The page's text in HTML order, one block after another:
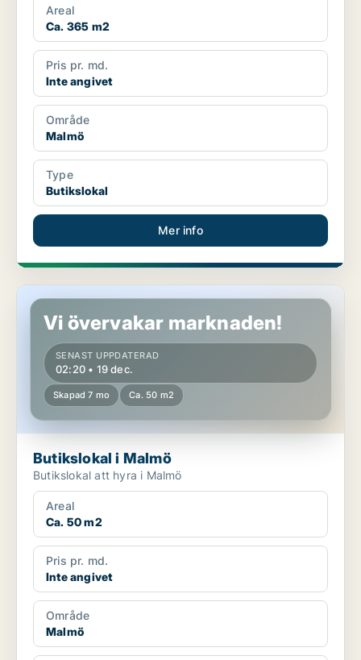
Areal
Ca. 365 m2
Pris pr. md.
Inte angivet
Område
Malmö
Type
Butikslokal
Mer info
Butikslokal i Malmö
Vi övervakar marknaden!
SENAST UPPDATERAD
02:20 • 19 dec.
Skapad 7 mo Ca. 50 m2
Butikslokal i Malmö
Butikslokal att hyra i Malmö
Areal
Ca. 50 m2
Pris pr. md.
Inte angivet
Område
Malmö